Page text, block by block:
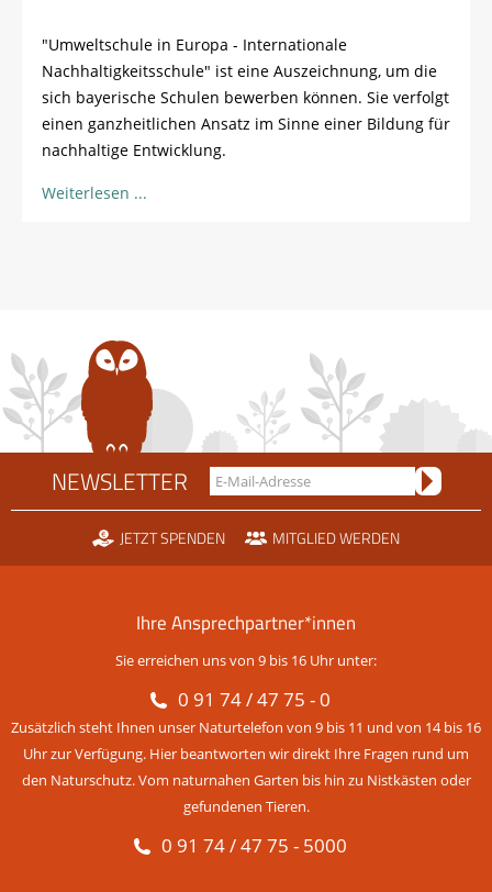
"Umweltschule in Europa - Internationale
Nachhaltigkeitsschule" ist eine Auszeichnung, um die
sich bayerische Schulen bewerben können. Sie verfolgt
einen ganzheitlichen Ansatz im Sinne einer Bildung für
nachhaltige Entwicklung.
Weiterlesen
NEWSLETTER
JETZT SPENDEN MITGLIED WERDEN
Ihre Ansprechpartner*innen
Sie erreichen uns von 9 bis 16 Uhr unter:
0 91 74 / 47 75 - 0
Zusätzlich steht Ihnen unser Naturtelefon von 9 bis 11 und von 14 bis 16
Uhr zur Verfügung. Hier beantworten wir direkt Ihre Fragen rund um
den Naturschutz. Vom naturnahen Garten bis hin zu Nistkästen oder
gefundenen Tieren.
0 91 74 / 47 75 - 5000